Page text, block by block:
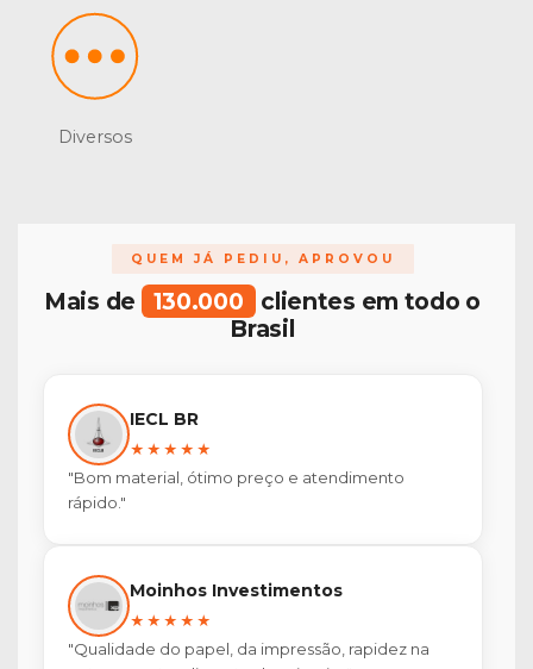
Diversos
QUEM JÁ PEDIU, APROVOU
Mais de 130.000
clientes em todo o
Brasil
IECL BR
★★★★★
"Bom material, ótimo preço e atendimento
rápido."
Moinhos Investimentos
★★★★★
"Qualidade do papel, da impressão, rapidez na